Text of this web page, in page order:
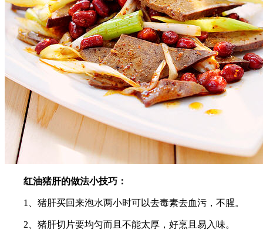
红油猪肝的做法小技巧：
1、猪肝买回来泡水两小时可以去毒素去血污，不腥。
2、猪肝切片要均匀而且不能太厚，好烹且易入味。